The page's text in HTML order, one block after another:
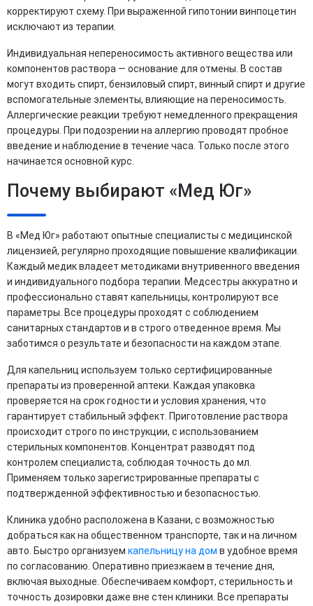
корректируют схему. При выраженной гипотонии винпоцетин
исключают из терапии.
Индивидуальная непереносимость активного вещества или
компонентов раствора — основание для отмены. В состав
могут входить спирт, бензиловый спирт, винный спирт и другие
вспомогательные элементы, влияющие на переносимость.
Аллергические реакции требуют немедленного прекращения
процедуры. При подозрении на аллергию проводят пробное
введение и наблюдение в течение часа. Только после этого
начинается основной курс.
Почему выбирают «Мед Юг»
В «Мед Юг» работают опытные специалисты с медицинской
лицензией, регулярно проходящие повышение квалификации.
Каждый медик владеет методиками внутривенного введения
и индивидуального подбора терапии. Медсестры аккуратно и
профессионально ставят капельницы, контролируют все
параметры. Все процедуры проходят с соблюдением
санитарных стандартов и в строго отведенное время. Мы
заботимся о результате и безопасности на каждом этапе.
Для капельниц используем только сертифицированные
препараты из проверенной аптеки. Каждая упаковка
проверяется на срок годности и условия хранения, что
гарантирует стабильный эффект. Приготовление раствора
происходит строго по инструкции, с использованием
стерильных компонентов. Концентрат разводят под
контролем специалиста, соблюдая точность до мл.
Применяем только зарегистрированные препараты с
подтвержденной эффективностью и безопасностью.
Клиника удобно расположена в Казани, с возможностью
добраться как на общественном транспорте, так и на личном
авто. Быстро организуем капельницу на дом в удобное время
по согласованию. Оперативно приезжаем в течение дня,
включая выходные. Обеспечиваем комфорт, стерильность и
точность дозировки даже вне стен клиники. Все препараты